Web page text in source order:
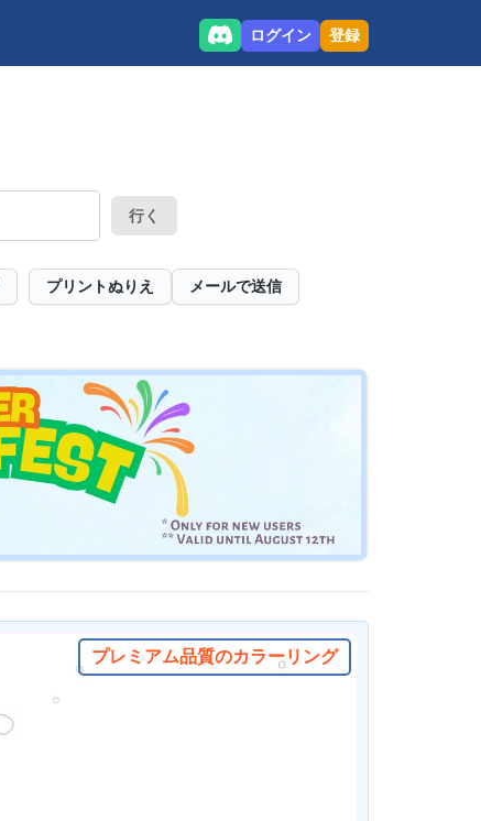
ログイン 登録
行く
プリントぬりえ メールで送信
プレミアム品質のカラーリング